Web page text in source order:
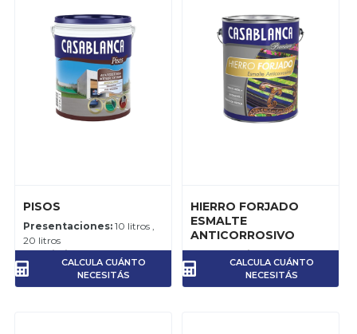
PISOS
Presentaciones:10 litros ,
20 litros
litro, por mano.
CALCULA CUÁNTO
NECESITÁS
HIERRO FORJADO
ESMALTE
ANTICORROSIVO
litros
CALCULA CUÁNTO
NECESITÁS